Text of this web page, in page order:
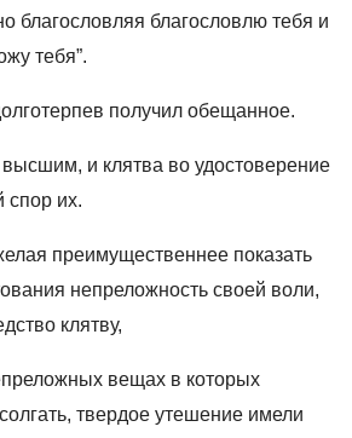
благословляя благословлю тебя и
тебя”.
получил обещанное.
и клятва во удостоверение
спор их.
преимущественнее показать
непреложность своей воли,
клятву,
вещах в которых
твердое утешение имели